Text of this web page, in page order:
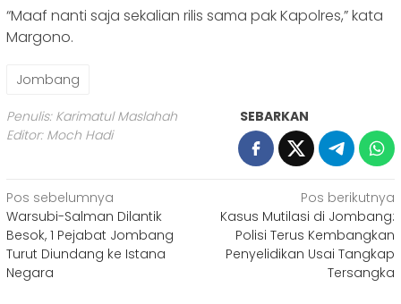
“Maaf nanti saja sekalian rilis sama pak Kapolres,” kata
Margono.
Jombang
Penulis: Karimatul Maslahah
Editor: Moch Hadi
SEBARKAN
Navigasi
pos
Pos sebelumnya
Warsubi-Salman Dilantik
Besok, 1 Pejabat Jombang
Turut Diundang ke Istana
Negara
Pos berikutnya
Kasus Mutilasi di Jombang:
Polisi Terus Kembangkan
Penyelidikan Usai Tangkap
Tersangka